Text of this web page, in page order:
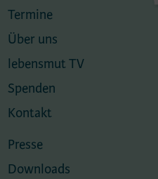
Termine
Über uns
lebensmut TV
Spenden
Kontakt
Presse
Downloads